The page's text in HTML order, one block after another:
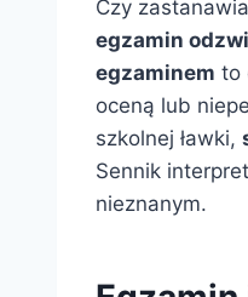
Czy
egzamin
egzaminem to
oceną lub
szkolnej ławki,
Sennik
nieznanym.